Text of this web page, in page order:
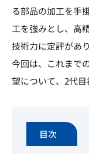
る部品の加工を手
工を強みとし、高
技術力に定評があ
今回は、これまで
望について、2代目
目次